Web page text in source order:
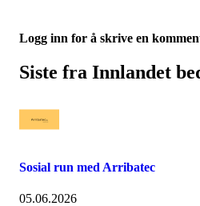
Logg inn for å skrive en
Siste fra Innlandet
Sosial run med Arribatec
05.06.2026